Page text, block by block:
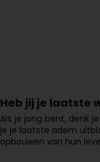
Heb jij je laatste
Als je jong bent, denk
je je laatste adem
opbouwen van hun